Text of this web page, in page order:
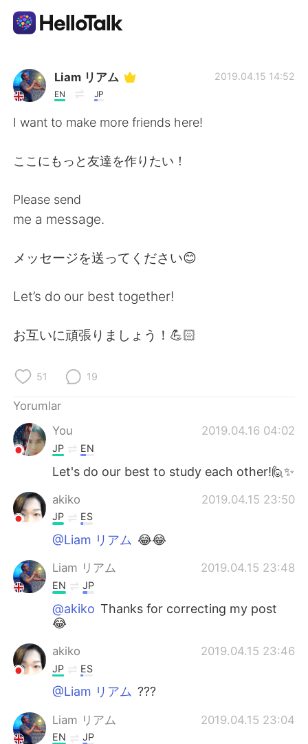
Dil Değişimi Uygulaması
AI Grammar Checker
ไทย
Português
Liam リアム
EN JP
2019.04.15 14:52
I want to make more friends here!
ここにもっと友達を作りたい！
Please send
me a message.
メッセージを送ってください😊
Let’s do our best together!
お互いに頑張りましょう！💪🏻
51 19
Yorumlar
You
2019.04.16 04:02
JP EN
Let's do our best to study each other!🙋✨
akiko 2019.04.15 23:50
JP ES
@Liam リアム 😂😂
Liam リアム 2019.04.15 23:48
EN JP
@akiko Thanks for correcting my post
😂
akiko 2019.04.15 23:46
JP ES
@Liam リアム ???
Liam リアム 2019.04.15 23:04
EN JP